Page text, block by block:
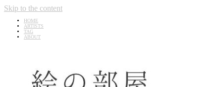
Skip to the content
HOME
ARTISTS
TAG
ABOUT